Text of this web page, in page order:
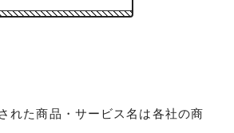
れた商品・サービス名は各社の商